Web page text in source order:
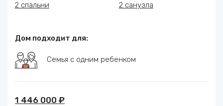
2 спальни 2 санузла
Дом подходит для:
Семья с одним ребенком
1 446 000 ₽